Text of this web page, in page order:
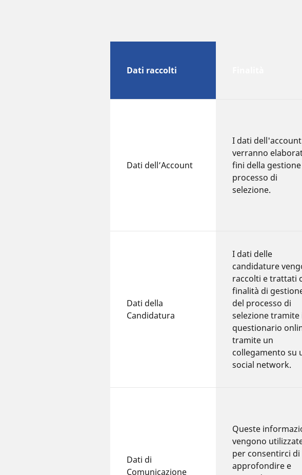
Dati raccolti
Dati dell’Account
I dati dell'account
verranno
fini della
processo di
selezione.
Dati della
Candidatura
I dati delle
candidature
raccolti e trattati
finalità di
del processo di
selezione tramite
questionario
tramite un
collegamento su
social network.
Dati di
Comunicazione
Queste
vengono
per consentirci di
approfondire e